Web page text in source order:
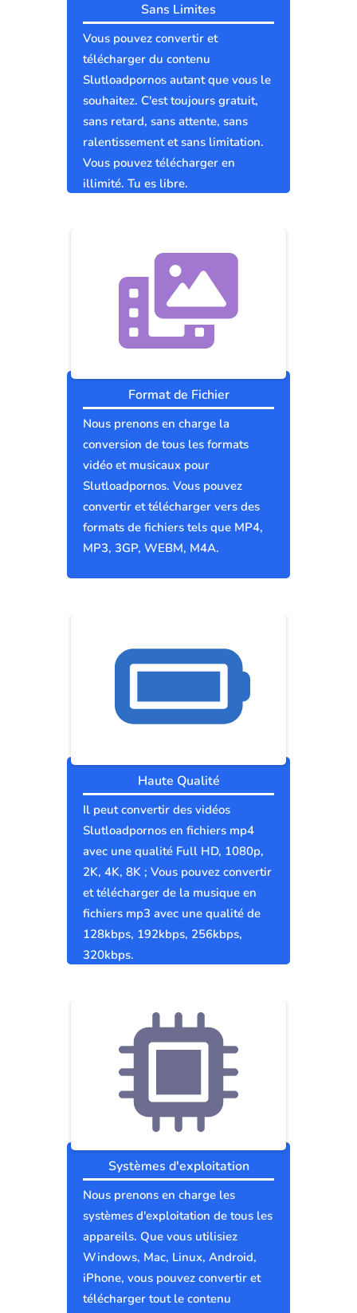
Sans Limites
Vous pouvez convertir et
télécharger du contenu
Slutloadpornos autant que vous le
souhaitez. C'est toujours gratuit,
sans retard, sans attente, sans
ralentissement et sans limitation.
Vous pouvez télécharger en
illimité. Tu es libre.
Format de Fichier
Nous prenons en charge la
conversion de tous les formats
vidéo et musicaux pour
Slutloadpornos. Vous pouvez
convertir et télécharger vers des
formats de fichiers tels que MP4,
MP3, 3GP, WEBM, M4A.
Haute Qualité
Il peut convertir des vidéos
Slutloadpornos en fichiers mp4
avec une qualité Full HD, 1080p,
2K, 4K, 8K ; Vous pouvez convertir
et télécharger de la musique en
fichiers mp3 avec une qualité de
128kbps, 192kbps, 256kbps,
320kbps.
Systèmes d'exploitation
Nous prenons en charge les
systèmes d'exploitation de tous les
appareils. Que vous utilisiez
Windows, Mac, Linux, Android,
iPhone, vous pouvez convertir et
télécharger tout le contenu